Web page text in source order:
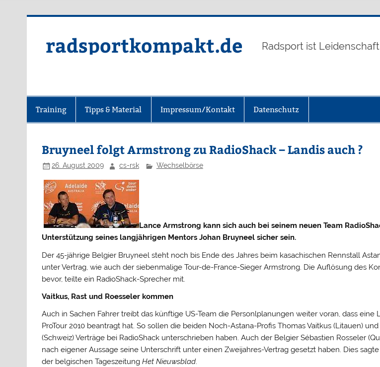
radsportkompakt.de Radsport ist
Training Tipps & Material Impressum/Kontakt Datenschutz
Bruyneel folgt Armstrong zu RadioShack – Landis auch ?
26. August 2009 cs-rsk Wechselbörse
Lance Armstrong kann sich auch bei seinem neuen Team
Unterstützung seines langjährigen Mentors Johan Bruyneel sicher sein.
Der 45-jährige Belgier Bruyneel steht noch bis Ende des Jahres beim kasachischen Rennstall
unter Vertrag, wie auch der siebenmalige Tour-de-France-Sieger Armstrong. Die Auflösung des
bevor, teilte ein RadioShack-Sprecher mit.
Vaitkus, Rast und Roesseler kommen
Auch in Sachen Fahrer treibt das künftige US-Team die Personlplanungen weiter voran, dass eine
ProTour 2010 beantragt hat. So sollen die beiden Noch-Astana-Profis Thomas Vaitkus (Litauen)
(Schweiz) Verträge bei RadioShack unterschrieben haben. Auch der Belgier Sébastien Rosseler
nach eigener Aussage seine Unterschrift unter einen Zweijahres-Vertrag gesetzt haben. Dies
der belgischen TageszeitungHet Nieuwsblad.